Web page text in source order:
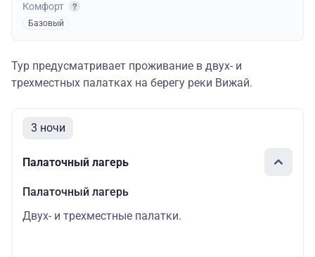
Комфорт
Базовый
Тур предусматривает проживание в двух- и
трехместных палатках на берегу реки Вижай.
3 ночи
Палаточный лагерь
Палаточный лагерь
Двух- и трехместные палатки.